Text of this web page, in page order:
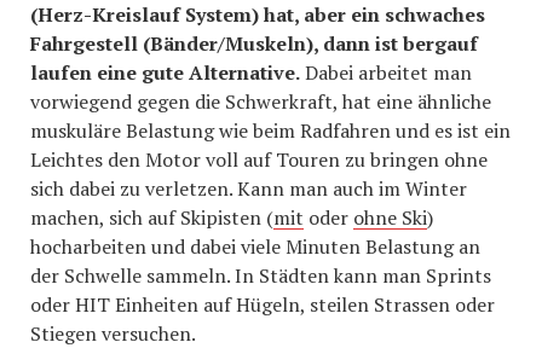
(Herz-Kreislauf System) hat, aber ein schwaches
Fahrgestell (Bänder/Muskeln), dann ist bergauf
laufen eine gute Alternative.Dabei arbeitet man
vorwiegend gegen die Schwerkraft, hat eine ähnliche
muskuläre Belastung wie beim Radfahren und es ist ein
Leichtes den Motor voll auf Touren zu bringen ohne
sich dabei zu verletzen. Kann man auch im Winter
machen, sich auf Skipisten (mit oder ohne Ski)
hocharbeiten und dabei viele Minuten Belastung an
der Schwelle sammeln. In Städten kann man Sprints
oder HIT Einheiten auf Hügeln, steilen Strassen oder
Stiegen versuchen.